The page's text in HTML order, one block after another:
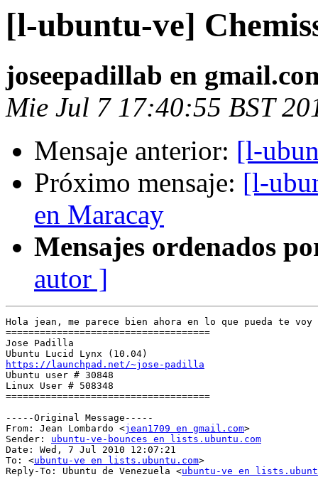
[l-ubuntu-ve]
joseepadillab en
Mie Jul 7 17:40:55 BST
Mensaje anterior: [l-
Próximo mensaje: [l-
en Maracay
Mensajes ordenados
autor ]
Hola jean, me parece bien ahora en lo que pueda te
====================================
Jose Padilla
https://launchpad.net/~jose-padilla
Ubuntu user # 30848
Linux User # 508348
====================================
-----Original Message-----
From: Jean Lombardo <jean1709 en gmail.com>
Sender: ubuntu-ve-bounces en lists.ubuntu.com
Date: Wed, 7 Jul 2010 12:07:21
To: <ubuntu-ve en lists.ubuntu.com>
Reply-To: Ubuntu de Venezuela <ubuntu-ve en